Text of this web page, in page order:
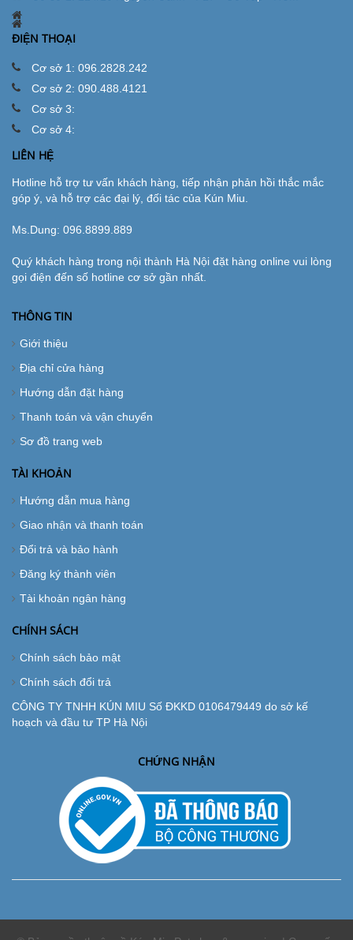
ĐIỆN THOẠI
Cơ sở 1: 096.2828.242
Cơ sở 2: 090.488.4121
Cơ sở 3:
Cơ sở 4:
LIÊN HỆ
Hotline hỗ trợ tư vấn khách hàng, tiếp nhận phản hồi thắc mắc
góp ý, và hỗ trợ các đại lý, đối tác của Kún Miu.
Ms.Dung: 096.8899.889
Quý khách hàng trong nội thành Hà Nội đặt hàng online vui lòng
gọi điện đến số hotline cơ sở gần nhất.
THÔNG TIN
Giới thiệu
Địa chỉ cửa hàng
Hướng dẫn đặt hàng
Thanh toán và vận chuyển
Sơ đồ trang web
TÀI KHOẢN
Hướng dẫn mua hàng
Giao nhận và thanh toán
Đổi trả và bảo hành
Đăng ký thành viên
Tài khoản ngân hàng
CHÍNH SÁCH
Chính sách bảo mật
Chính sách đổi trả
CÔNG TY TNHH KÚN MIU Số ĐKKD 0106479449 do sở kế
hoạch và đầu tư TP Hà Nội
CHỨNG NHẬN